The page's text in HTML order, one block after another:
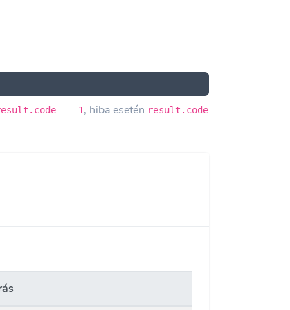
== 1, hiba esetén result.code